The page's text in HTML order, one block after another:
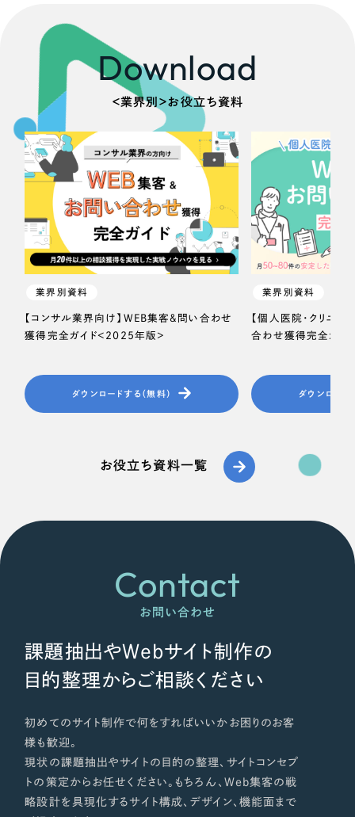
Download
＜業界別＞お役立ち資料
業界別資料
【コンサル業界向け】WEB集客＆問い合わせ
獲得完全ガイド＜2025年版＞
ダウンロードする（無料）
業界別資料
【個人医院・クリニッ
合わせ獲得完全ガイ
ダウンロード
お役立ち資料一覧
Contact
お問い合わせ
課題抽出やWebサイト制作の
目的整理からご相談ください
初めてのサイト制作で何をすればいいかお困りのお客
様も歓迎。
現状の課題抽出やサイトの目的の整理、サイトコンセプ
トの策定からお任せください。もちろん、Web集客の戦
略設計を具現化するサイト構成、デザイン、機能面まで